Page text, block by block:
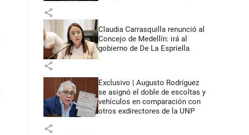
share
Claudia Carrasquilla renunció al
Concejo de Medellín: irá al
gobierno de De La Espriella
share
Exclusivo | Augusto Rodríguez
se asignó el doble de escoltas y
vehículos en comparación con
otros exdirectores de la UNP
share